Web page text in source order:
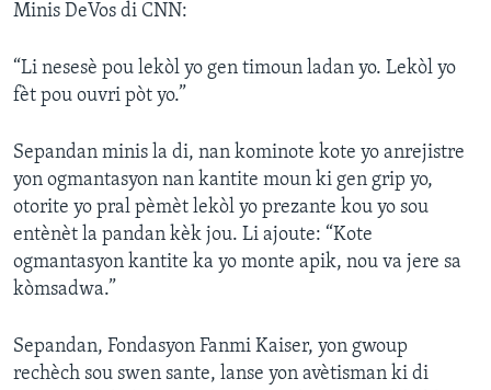
Minis DeVos di CNN:
“Li nesesè pou lekòl yo gen timoun ladan yo. Lekòl yo
fèt pou ouvri pòt yo.”
Sepandan minis la di, nan kominote kote yo anrejistre
yon ogmantasyon nan kantite moun ki gen grip yo,
otorite yo pral pèmèt lekòl yo prezante kou yo sou
entènèt la pandan kèk jou. Li ajoute: “Kote
ogmantasyon kantite ka yo monte apik, nou va jere sa
kòmsadwa.”
Sepandan, Fondasyon Fanmi Kaiser, yon gwoup
rechèch sou swen sante, lanse yon avètisman ki di